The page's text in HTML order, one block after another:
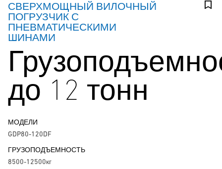
СВЕРХМОЩНЫЙ ВИЛОЧНЫЙ
ПОГРУЗЧИК С
ПНЕВМАТИЧЕСКИМИ
ШИНАМИ
до 12 тонн
МОДЕЛИ
GDP80-120DF
ГРУЗОПОДЪЕМНОСТЬ
8500-12500кг